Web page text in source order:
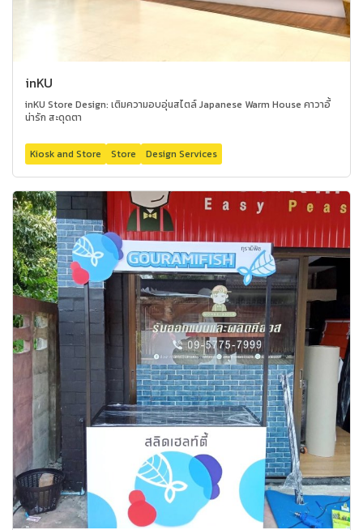
inKU
inKU Store Design: เติมความอบอุ่นสไตล์ Japanese Warm House คาวาอี้
น่ารัก สะดุดตา
Kiosk and Store Store Design Services